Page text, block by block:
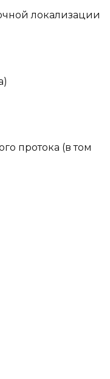
локализации
протока (в том